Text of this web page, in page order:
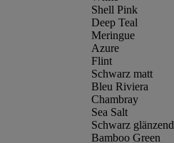
Shell Pink
Deep Teal
Meringue
Azure
Flint
Schwarz matt
Bleu Riviera
Chambray
Sea Salt
Schwarz glänzend
Bamboo Green